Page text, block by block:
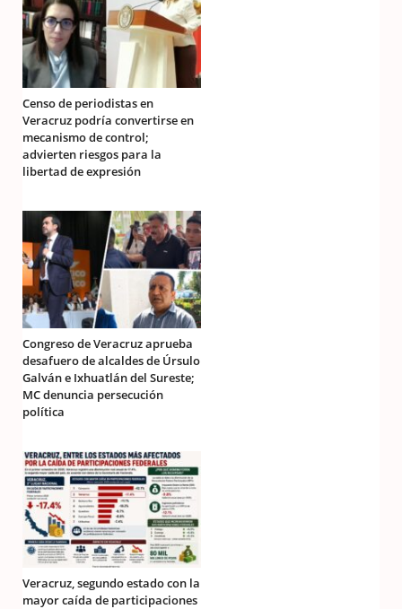
Censo de periodistas en
Veracruz podría convertirse en
mecanismo de control;
advierten riesgos para la
libertad de expresión
Congreso de Veracruz aprueba
desafuero de alcaldes de Úrsulo
Galván e Ixhuatlán del Sureste;
MC denuncia persecución
política
Veracruz, segundo estado con la
mayor caída de participaciones